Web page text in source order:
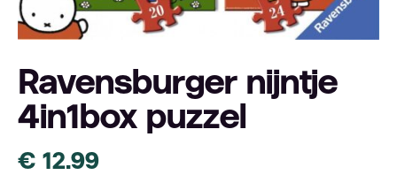
Ravensburger nijntje
4in1box puzzel
€ 12.99